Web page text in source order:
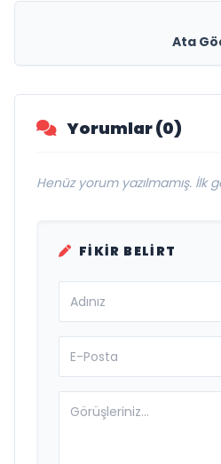
Ata
Yorumlar (0)
Henüz yorum yazılmamış. İlk
FIKIR BELIRT